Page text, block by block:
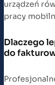
urządzeń
pracy
Dlaczego
do